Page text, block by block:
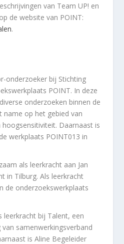
van Team UP! en
de website van POINT:
.
onderzoeker bij Stichting
POINT. In deze
onderzoeken binnen de
op het gebied van
Daarnaast is
werkplaats POINT013 in
als leerkracht aan Jan
in Tilburg. Als leerkracht
de onderzoekswerkplaats
leerkracht bij Talent, een
samenwerkingsverband
is Aline Begeleider